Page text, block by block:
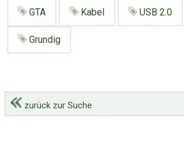
GTA Kabel USB 2.0
Grundig
zurück zur Suche